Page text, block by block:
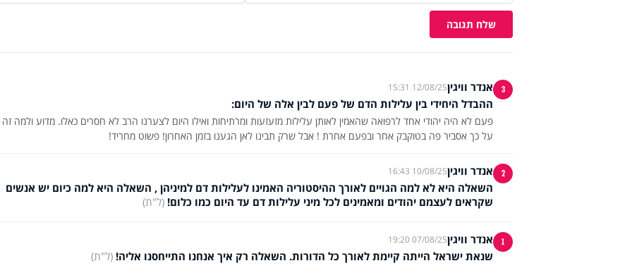
שלח תגובה
3 אנדר וויגין12/08/25 15:31
ההבדל היחידי בין עלילות הדם של פעם לבין אלה של היום:
פעם לא היה יהודי אחד לרפואה שהאמין לאותן עלילות מזעזעות ומרתיחות ואילו היום לצערנו הרב לא חסרים כאלו. מדוע ולמה
על כך אסביר פה בטוקבק אחר ובפעם אחרת ! אבל שרק תבינו לאן הגענו בזמן האחרון! פשוט מחריד!
2 אנדר וויגין10/08/25 16:43
השאלה היא לא למה הגויים לאורך ההיסטוריה האמינו לעלילות דם למיניהן , השאלה היא למה כיום יש אנשים
שקראים לעצמם יהודים ומאמינים לכל מיני עלילות דם עד היום כמו כלום! (ל"ת)
1 אנדר וויגין07/08/25 19:20
שנאת ישראל הייתה קיימת לאורך כל הדורות. השאלה רק איך אנחנו התייחסנו אליה! (ל"ת)